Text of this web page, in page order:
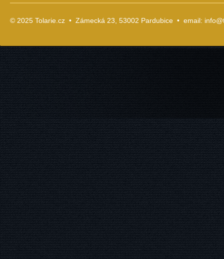
© 2025 Tolarie.cz • Zámecká 23, 53002 Pardubice • email: